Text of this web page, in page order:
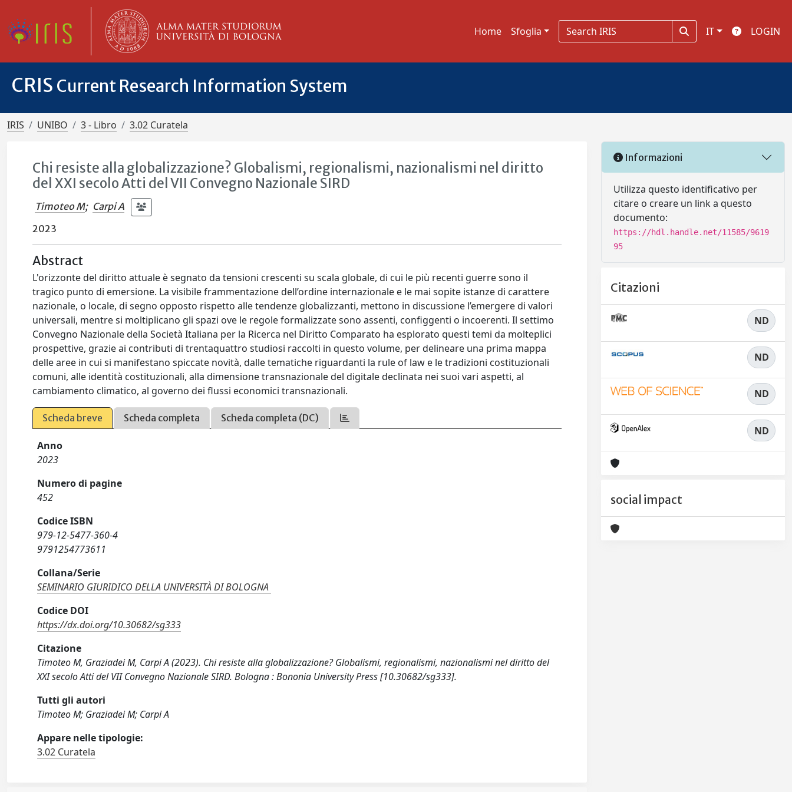
Home Sfoglia IT LOGIN
CRIS Current Research Information System
IRIS UNIBO 3 - Libro 3.02 Curatela
Chi resiste alla globalizzazione? Globalismi, regionalismi, nazionalismi nel diritto
del XXI secolo Atti del VII Convegno Nazionale SIRD
Timoteo M; Carpi A
2023
Abstract
L'orizzonte del diritto attuale è segnato da tensioni crescenti su scala globale, di cui le più recenti guerre sono il
tragico punto di emersione. La visibile frammentazione dell’ordine internazionale e le mai sopite istanze di carattere
nazionale, o locale, di segno opposto rispetto alle tendenze globalizzanti, mettono in discussione l’emergere di valori
universali, mentre si moltiplicano gli spazi ove le regole formalizzate sono assenti, configgenti o incoerenti. Il settimo
Convegno Nazionale della Società Italiana per la Ricerca nel Diritto Comparato ha esplorato questi temi da molteplici
prospettive, grazie ai contributi di trentaquattro studiosi raccolti in questo volume, per delineare una prima mappa
delle aree in cui si manifestano spiccate novità, dalle tematiche riguardanti la rule of law e le tradizioni costituzionali
comuni, alle identità costituzionali, alla dimensione transnazionale del digitale declinata nei suoi vari aspetti, al
cambiamento climatico, al governo dei flussi economici transnazionali.
Scheda breve Scheda completa Scheda completa (DC)
Anno
2023
Numero di pagine
452
Codice ISBN
979-12-5477-360-4
9791254773611
Collana/Serie
SEMINARIO GIURIDICO DELLA UNIVERSITÀ DI BOLOGNA
Codice DOI
https://dx.doi.org/10.30682/sg333
Citazione
Timoteo M, Graziadei M, Carpi A (2023). Chi resiste alla globalizzazione? Globalismi, regionalismi, nazionalismi nel diritto del
XXI secolo Atti del VII Convegno Nazionale SIRD. Bologna : Bononia University Press [10.30682/sg333].
Tutti gli autori
Timoteo M; Graziadei M; Carpi A
Appare nelle tipologie:
3.02 Curatela
Informazioni
Utilizza questo identificativo per
citare o creare un link a questo
documento:
https://hdl.handle.net/11585/9619
95
Citazioni
ND
ND
ND
ND
social impact